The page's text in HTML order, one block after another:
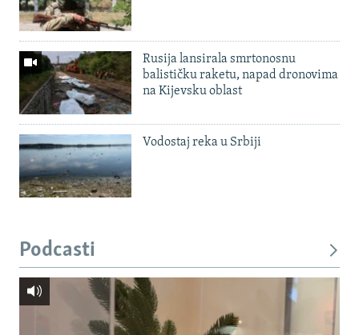
Rusija lansirala smrtonosnu
balističku raketu, napad dronovima
na Kijevsku oblast
Vodostaj reka u Srbiji
Podcasti